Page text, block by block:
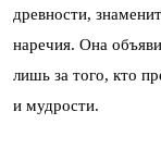
древности,
наречия. Она
лишь за того, кто
и мудрости.